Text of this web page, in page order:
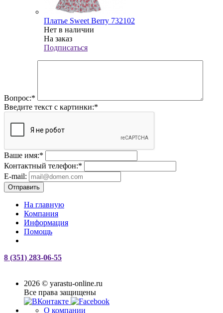
Платье Sweet Berry 732102
Нет в наличии
На заказ
Подписаться
Вопрос:*
Введите текст с картинки:*
Ваше имя:*
Контактный телефон:*
E-mail:
Отправить
На главную
Компания
Информация
Помощь
8 (351) 283-06-55
2026 © yarastu-online.ru
Все права защищены
О компании